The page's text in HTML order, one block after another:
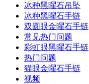
冰种黑曜石吊坠
冰种黑曜石手链
双圆眼金曜石手链
常见热门问题
彩虹眼黑曜石手链
热门问题
猫眼金曜石手链
视频